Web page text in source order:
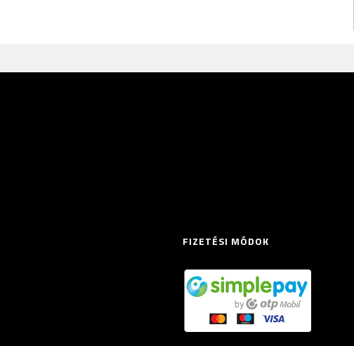
FIZETÉSI MÓDOK